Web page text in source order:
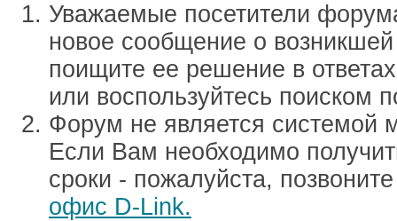
Уважаемые посетители
новое сообщение о
поищите ее решение в
или воспользуйтесь поиском
Форум не является системой
Если Вам необходимо
сроки - пожалуйста,
офис D-Link.